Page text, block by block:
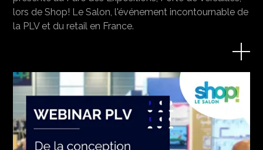
lors de Shop! Le Salon, l'événement incontournable de
la PLV et du retail en France.